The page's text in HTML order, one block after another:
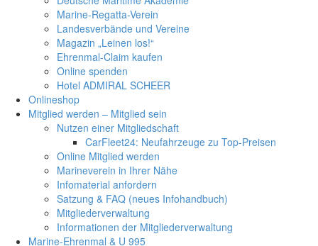
Marine-Regatta-Verein
Landesverbände und Vereine
Magazin „Leinen los!“
Ehrenmal-Claim kaufen
Online spenden
Hotel ADMIRAL SCHEER
Onlineshop
Mitglied werden – Mitglied sein
Nutzen einer Mitgliedschaft
CarFleet24: Neufahrzeuge zu Top-Preisen
Online Mitglied werden
Marineverein in Ihrer Nähe
Infomaterial anfordern
Satzung & FAQ (neues Infohandbuch)
Mitgliederverwaltung
Informationen der Mitgliederverwaltung
Marine-Ehrenmal & U 995